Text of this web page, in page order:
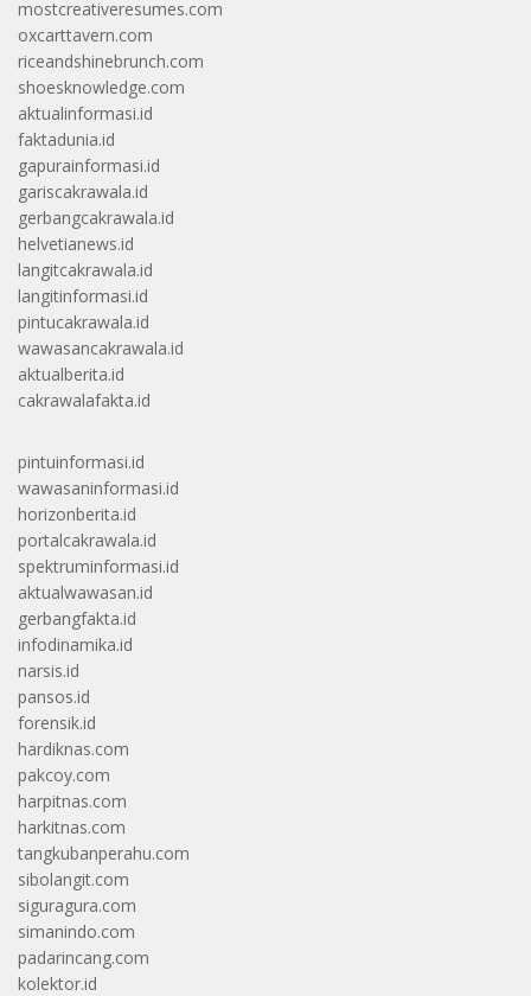
mostcreativeresumes.com
oxcarttavern.com
riceandshinebrunch.com
shoesknowledge.com
aktualinformasi.id
faktadunia.id
gapurainformasi.id
gariscakrawala.id
gerbangcakrawala.id
helvetianews.id
langitcakrawala.id
langitinformasi.id
pintucakrawala.id
wawasancakrawala.id
aktualberita.id
cakrawalafakta.id
pintuinformasi.id
wawasaninformasi.id
horizonberita.id
portalcakrawala.id
spektruminformasi.id
aktualwawasan.id
gerbangfakta.id
infodinamika.id
narsis.id
pansos.id
forensik.id
hardiknas.com
pakcoy.com
harpitnas.com
harkitnas.com
tangkubanperahu.com
sibolangit.com
siguragura.com
simanindo.com
padarincang.com
kolektor.id